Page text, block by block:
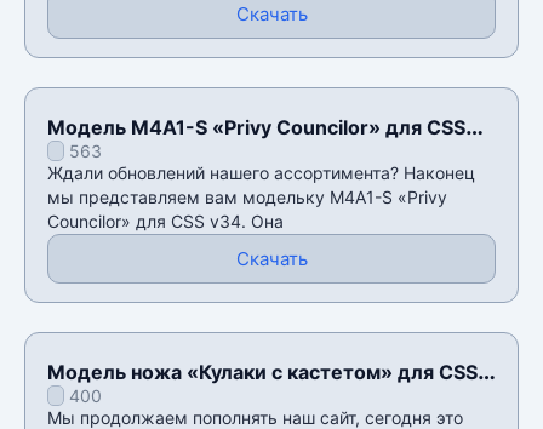
Скачать
Модель M4A1-S «Privy Councilor» для CSS
v34563
Ждали обновлений нашего ассортимента? Наконец
мы представляем вам модельку M4A1-S «Privy
Councilor» для CSS v34. Она
Скачать
Модель ножа «Кулаки с кастетом» для CSS
v34400
Мы продолжаем пополнять наш сайт, сегодня это